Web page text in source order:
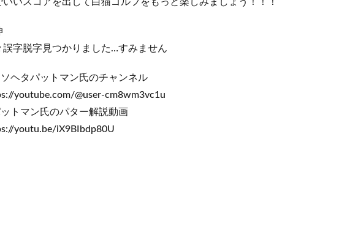
いいスコアを出して白猫ゴルフをもっと楽しみましょう！！！
誤字脱字見つかりました…すみません
ヘタパットマン氏のチャンネル
youtube.com/@user-cm8wm3vc1u
トマン氏のパター解説動画
youtu.be/iX9BIbdp80U